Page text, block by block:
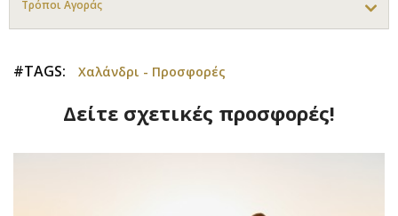
Τρόποι Αγοράς
#TAGS: Χαλάνδρι - Προσφορές
Δείτε σχετικές προσφορές!